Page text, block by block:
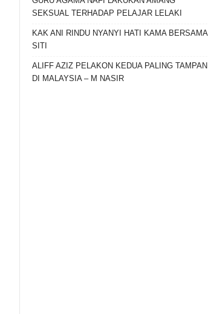
SEKSUAL TERHADAP PELAJAR LELAKI
KAK ANI RINDU NYANYI HATI KAMA BERSAMA
SITI
ALIFF AZIZ PELAKON KEDUA PALING TAMPAN
DI MALAYSIA – M NASIR